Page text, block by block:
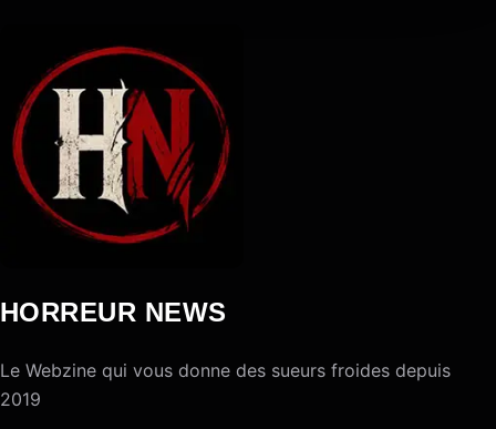
HORREUR NEWS
Le Webzine qui vous donne des sueurs froides depuis
2019